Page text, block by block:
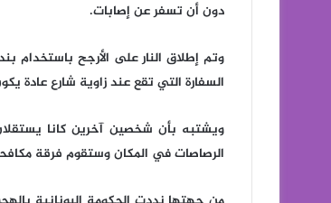
دون أن تسفر عن إصابات.
وتم إطلاق النار على الأرجح
السفارة التي تقع عند زاوية شارع عادة
ويشتبه بأن شخصين آخرين كانا
الرصاصات في المكان وستقوم فرقة